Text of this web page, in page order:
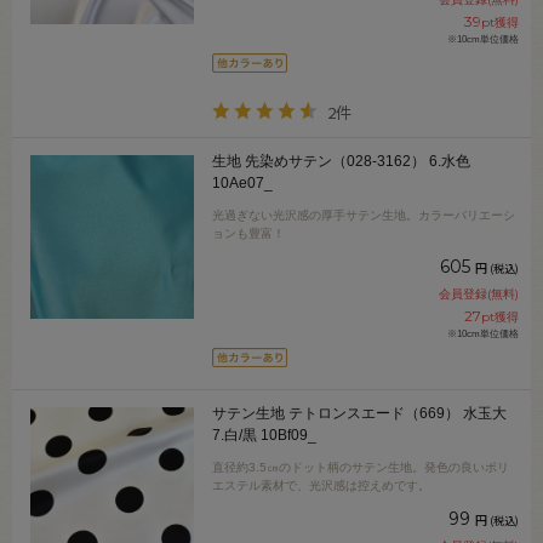
39pt獲得
※10cm単位価格
2件
生地 先染めサテン（028-3162） 6.水色
10Ae07_
光過ぎない光沢感の厚手サテン生地。カラーバリエーシ
ョンも豊富！
605 円 (税込)
会員登録(無料)
27pt獲得
※10cm単位価格
サテン生地 テトロンスエード（669） 水玉大
7.白/黒 10Bf09_
直径約3.5㎝のドット柄のサテン生地。発色の良いポリ
エステル素材で、光沢感は控えめです。
99 円 (税込)